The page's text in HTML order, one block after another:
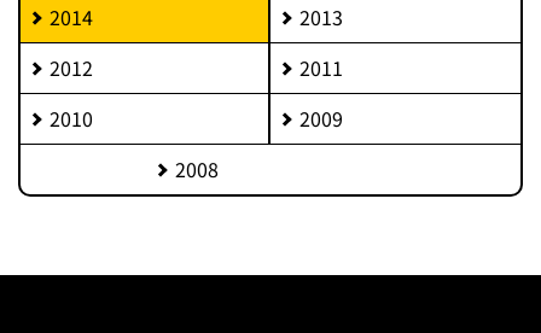
2014
2013
2012
2011
2010
2009
2008